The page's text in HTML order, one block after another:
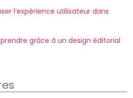
l’expérience utilisateur dans
grâce à un design éditorial